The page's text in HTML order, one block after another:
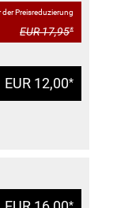
der Preisreduzierung
EUR 17,95*
EUR 12,00*
*